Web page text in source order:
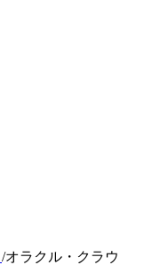
/オラクル・クラウ